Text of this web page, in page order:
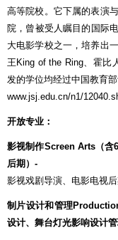
高等院校。它下属的表演
院，曾被受人瞩目的国际
大电影学校之一，培养出
王King of the Ring、霍比
发的学位均经过中国教育
www.jsj.edu.cn/n1/
开放专业：
影视制作Screen Arts（含
后期） -
影视戏剧导演、电影电视
制片设计和管理
设计、舞台灯光影响设计管